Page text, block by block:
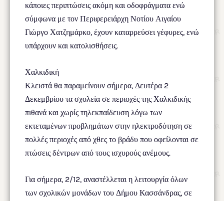
κάποιες περιπτώσεις ακόμη και οδοφράγματα ενώ
σύμφωνα με τον Περιφερειάρχη Νοτίου Αιγαίου
Γιώργο Χατζημάρκο, έχουν καταρρεύσει γέφυρες, ενώ
υπάρχουν και κατολισθήσεις.
Χαλκιδική
Κλειστά θα παραμείνουν σήμερα, Δευτέρα 2
Δεκεμβρίου τα σχολεία σε περιοχές της Χαλκιδικής
πιθανά και χωρίς τηλεκπαίδευση λόγω των
εκτεταμένων προβλημάτων στην ηλεκτροδότηση σε
πολλές περιοχές από χθες το βράδυ που οφείλονται σε
πτώσεις δέντρων από τους ισχυρούς ανέμους.
Για σήμερα, 2/12, αναστέλλεται η λειτουργία όλων
των σχολικών μονάδων του Δήμου Κασσάνδρας, σε